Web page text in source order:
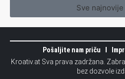
Sve
Pošaljite nam priču
Kroativ.at Sva prava zadržana.
bez dozvole